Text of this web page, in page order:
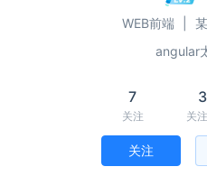
WEB前端
angular
7
关注
3
关
关注